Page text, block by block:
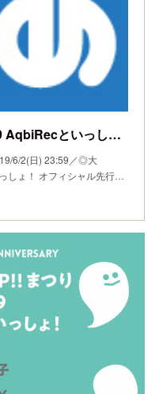
◎大TRASH-UP!!まつり2019 AqbiRecといっしょ！ オフィシャル先行 | チケットぴあ[チケット購入・予約]
6/2(日) 23:59／◎大
しょ！ オフィシャル先行…